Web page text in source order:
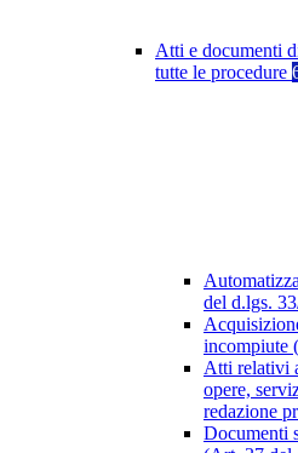
Atti e documenti
tutte le procedure
del d.lgs.
incompiute
Atti relativi
opere,
redazione
Documenti